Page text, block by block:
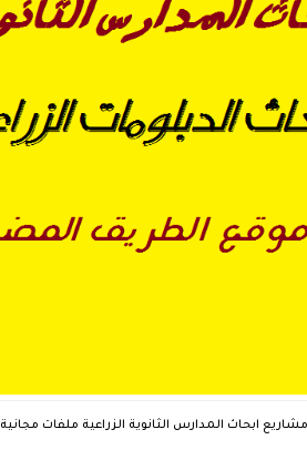
مشاريع ابحاث المدارس الثانوية الزراعية ملفات مجانية